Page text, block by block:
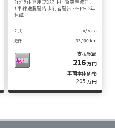
ﾌｫｸﾞﾗｲﾄ 専用ｴｱﾛ ｽﾏｰﾄｷｰ 衝突軽減ﾌﾞﾚｰ
ｷ 車線逸脱警告 歩行者警告 ｽﾏｰﾄｷｰ 2年
保証
年式：
H28/2016
走行：
33,000 km
支払総額
216万円
車両本体価格
205 万円